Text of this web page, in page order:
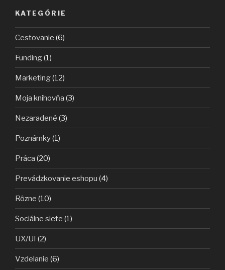
KATEGÓRIE
Cestovanie (6)
Funding(1)
Marketing(12)
Moja knihovňa (3)
Nezaradené (3)
Poznámky(1)
Práca (20)
Prevádzkovanie eshopu (4)
Rôzne (10)
Sociálne siete (1)
UX/UI (2)
Vzdelanie (6)